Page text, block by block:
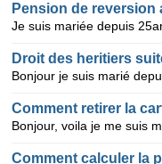
Pension de reversion
Droit des heritiers
Comment calculer la